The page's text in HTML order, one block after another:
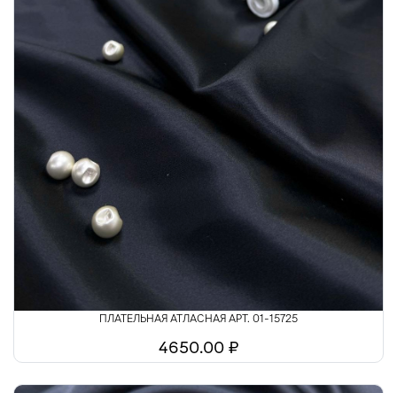
ПЛАТЕЛЬНАЯ АТЛАСНАЯ АРТ. 01-15725
4650.00 ₽